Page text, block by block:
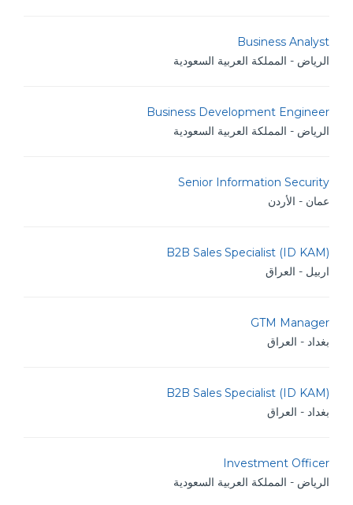
Business Analyst
الرياض - المملكة العربية السعودية
Business Development Engineer
الرياض - المملكة العربية السعودية
Senior Information Security
عمان - الأردن
B2B Sales Specialist (ID KAM)
اربيل - العراق
GTM Manager
بغداد - العراق
B2B Sales Specialist (ID KAM)
بغداد - العراق
Investment Officer
الرياض - المملكة العربية السعودية